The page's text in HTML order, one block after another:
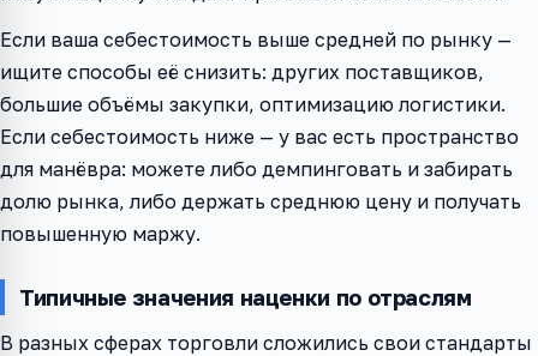
Если ваша себестоимость выше средней по рынку —
ищите способы её снизить: других поставщиков,
большие объёмы закупки, оптимизацию логистики.
Если себестоимость ниже — у вас есть пространство
для манёвра: можете либо демпинговать и забирать
долю рынка, либо держать среднюю цену и получать
повышенную маржу.
Типичные значения наценки по отраслям
В разных сферах торговли сложились свои стандарты